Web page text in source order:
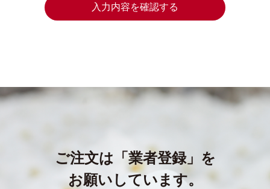
ご注文は「業者登録」を
お願いしています。